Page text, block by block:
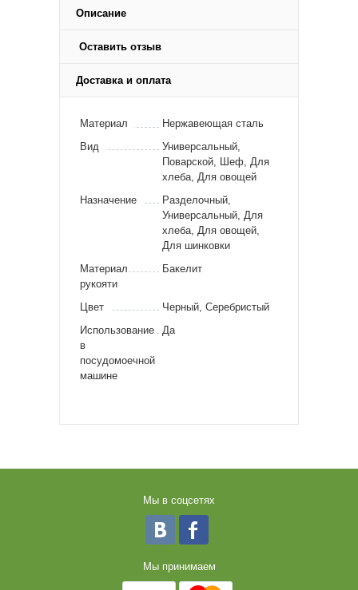
Описание
Оставить отзыв
Доставка и оплата
Материал
Нержавеющая сталь
Вид
Универсальный,
Поварской, Шеф, Для
хлеба, Для овощей
Назначение
Разделочный,
Универсальный, Для
хлеба, Для овощей,
Для шинковки
Материал
рукояти
Бакелит
Цвет
Черный, Серебристый
Использование
в
посудомоечной
машине
Да
Мы в соцсетях
Мы принимаем